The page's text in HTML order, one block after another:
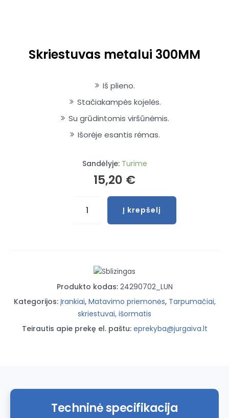
Skriestuvas metalui 300MM
Iš plieno.
Stačiakampės kojelės.
Su grūdintomis viršūnėmis.
Išorėje esantis rėmas.
Sandėlyje: Turime
15,20 €
Į krepšelį
Produkto kodas: 24290702_LUN
Kategorijos: Įrankiai, Matavimo priemonės, Tarpumačiai,
skriestuvai, išormatis
Teirautis apie prekę el. paštu: eprekyba@jurgaiva.lt
Techninė specifikacija